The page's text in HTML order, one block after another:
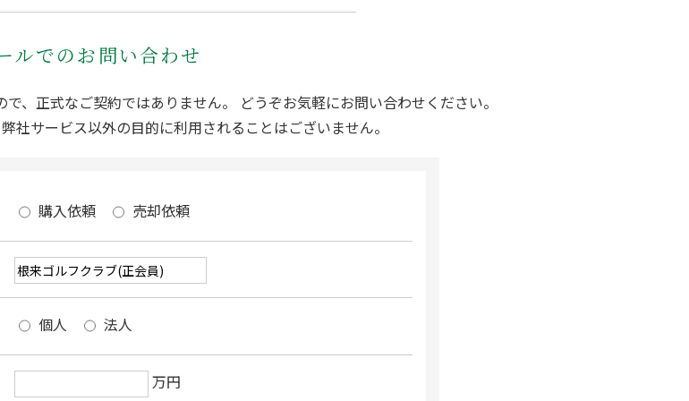
ルでのお問い合わせ
、正式なご契約ではありません。 どうぞお気軽にお問い合わせください。
社サービス以外の目的に利用されることはございません。
購入依頼 売却依頼
個人 法人
万円